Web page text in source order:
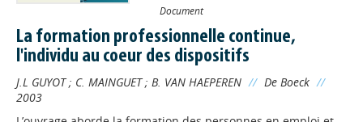
Document
La formation professionnelle continue,
l'individu au coeur des dispositifs
J.L GUYOT; C. MAINGUET; B. VAN HAEPEREN // De Boeck //
2003